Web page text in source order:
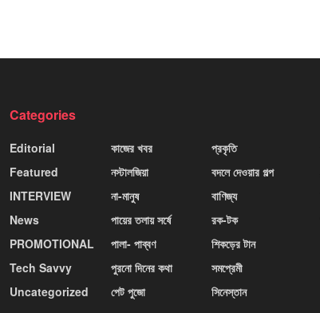
Categories
Editorial
Featured
INTERVIEW
News
PROMOTIONAL
Tech Savvy
Uncategorized
কাজের খবর
নস্টালজিয়া
না-মানুষ
পায়ের তলায় সর্ষে
পালা- পাব্বণ
পুরনো দিনের কথা
পেট পুজো
প্রকৃতি
বদলে দেওয়ার গল্প
বাণিজ্য
রক-টক
শিকড়ের টান
সমপ্রেমী
সিনেস্তান